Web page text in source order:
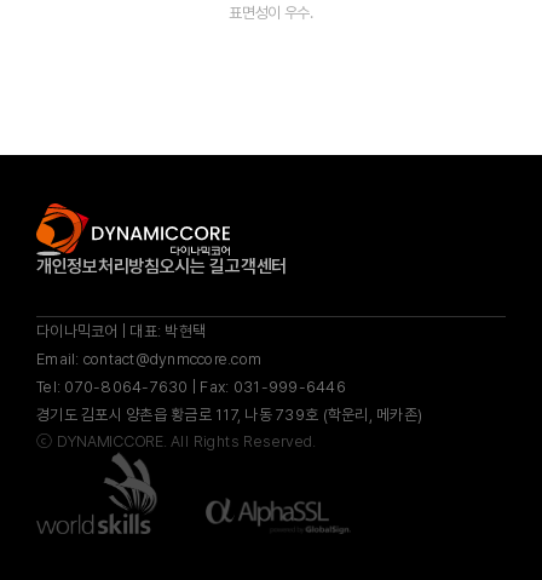
표면성이 우수.
개인정보처리방침오시는 길고객센터
다이나믹코어 | 대표: 박현택
Email: contact@dynmccore.com
Tel: 070-8064-7630 | Fax: 031-999-6446
경기도 김포시 양촌읍 황금로 117, 나동 739호 (학운리, 메카존)
ⓒ DYNAMICCORE. All Rights Reserved.